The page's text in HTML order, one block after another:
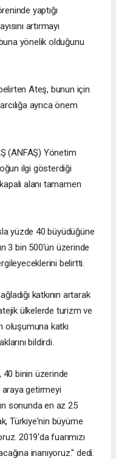
yaptığı
artırmayı
yönelik olduğunu
Ateş, bunun için
ayrıca önem
(ANFAŞ) Yönetim
ilgi gösterdiği
alanı tamamen
yüzde 40 büyüdüğüne
3 bin 500'ün üzerinde
belirtti.
katkının artarak
ülkelerde turizm ve
oluşumuna katkı
bildirdi.
40 binin üzerinde
getirmeyi
sonunda en az 25
Türkiye'nin büyüme
2019'da fuarımızı
inanıyoruz." dedi.